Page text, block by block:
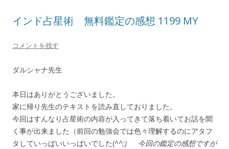
インド占星術 無料鑑定の感想 1199 MY
コメントを残す
ダルシャナ先生
本日はありがとうございました。
家に帰り先生のテキストを読み直しておりました。
今回はすんなり占星術の内容が入ってきて落ち着いてお話を聞
く事が出来ました（前回の勉強会では色々理解するのにアタフ
タしていっぱいいっぱいでした(^^;) 今回の鑑定の感想ですが